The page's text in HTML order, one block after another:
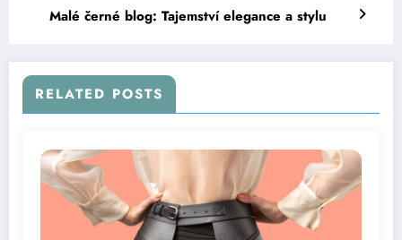
Malé černé blog: Tajemství elegance a stylu
RELATED POSTS